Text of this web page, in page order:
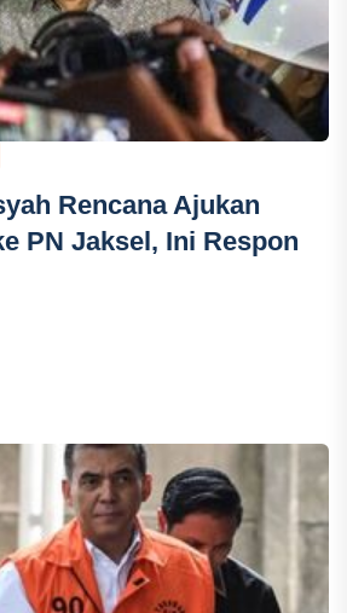
Rencana Ajukan
PN Jaksel, Ini Respon